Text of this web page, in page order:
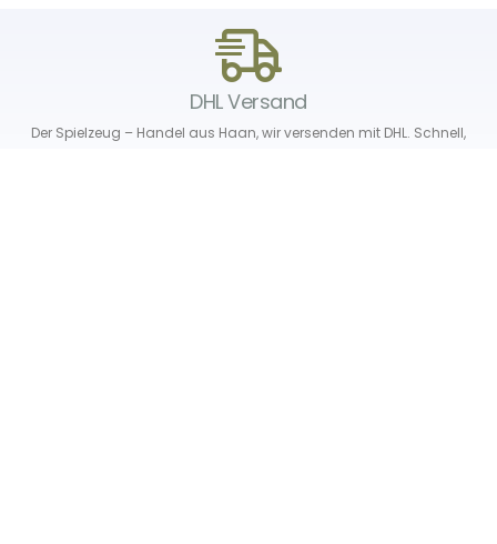
DHL Versand
Der Spielzeug – Handel aus Haan, wir versenden mit DHL. Schnell,